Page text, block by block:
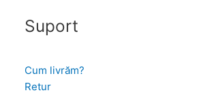
Suport
Cum livrăm?
Retur